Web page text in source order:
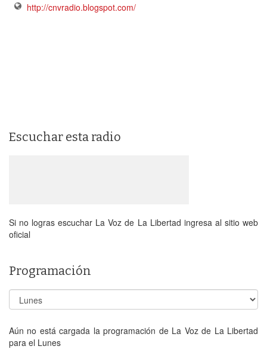
http://cnvradio.blogspot.com/
Escuchar esta radio
Si no logras escuchar La Voz de La Libertad ingresa al sitio web
oficial
Programación
Aún no está cargada la programación de La Voz de La Libertad
para el Lunes